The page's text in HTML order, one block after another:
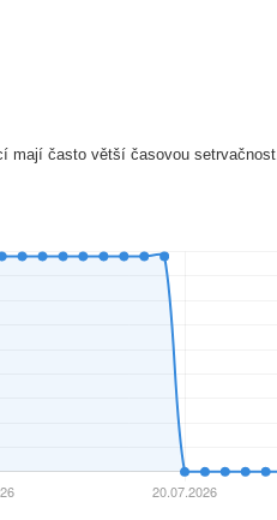
mají často větší časovou setrvačnost.